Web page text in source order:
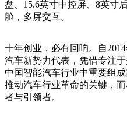
盘、15.6英寸中控屏、8英寸
舱，多屏交互。
十年创业，必有回响。自
汽车新势力代表，凭借专注
中国智能汽车行业中重要组
推动汽车行业革命的关键，
者与引领者。